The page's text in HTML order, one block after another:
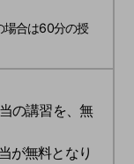
場合は60分の授
の講習を、無
が無料となり